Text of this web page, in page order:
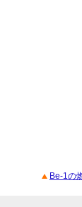
Be-1の